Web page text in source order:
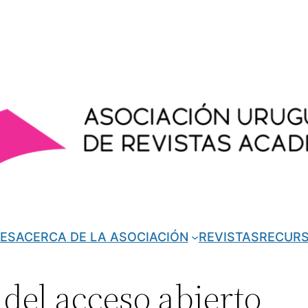
ACERCA DE LA ASOCIACIÓN REVISTAS
acceso abierto